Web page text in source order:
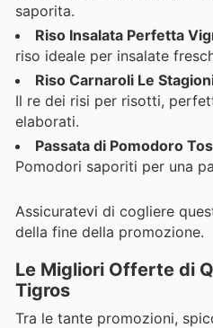
saporita.
Riso Insalata Perfetta
riso ideale per insalate
Riso Carnaroli Le
Il re dei risi per risotti,
elaborati.
Passata di Pomodoro
Pomodori saporiti per una
Assicuratevi di cogliere
della fine della promozione.
Le Migliori Offerte di
Tigros
Tra le tante promozioni,